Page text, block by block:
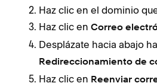
Haz clic en el dominio
Haz clic en Correo
Desplázate hacia abajo
Redireccionamiento de
Haz clic en Reenviar